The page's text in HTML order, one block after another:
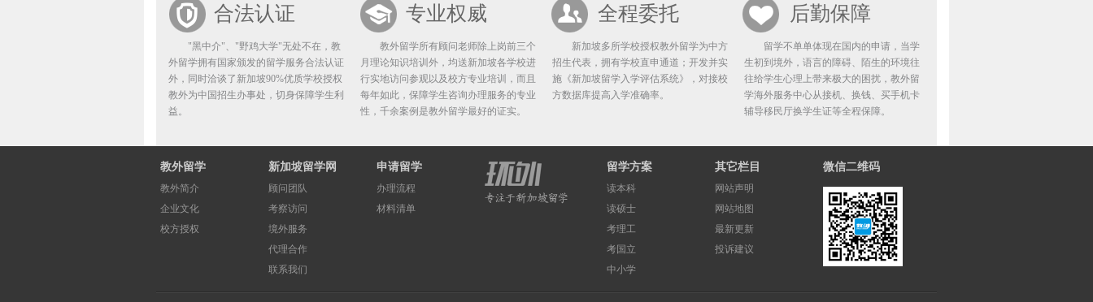
合法认证
"黑中介"、"野鸡大学"无处不在，教
外留学拥有国家颁发的留学服务合法认证
外，同时洽谈了新加坡90%优质学校授权
教外为中国招生办事处，切身保障学生利
益。
专业权威
教外留学所有顾问老师除上岗前三个
月理论知识培训外，均送新加坡各学校进
行实地访问参观以及校方专业培训，而且
每年如此，保障学生咨询办理服务的专业
性，千余案例是教外留学最好的证实。
全程委托
新加坡多所学校授权教外留学为中方
招生代表，拥有学校直申通道；开发并实
施《新加坡留学入学评估系统》，对接校
方数据库提高入学准确率。
后勤保障
留学不单单体现在国内的申请，当学
生初到境外，语言的障碍、陌生的环境往
往给学生心理上带来极大的困扰，教外留
学海外服务中心从接机、换钱、买手机卡
辅导移民厅换学生证等全程保障。
教外留学
教外简介
企业文化
校方授权
新加坡留学网
顾问团队
考察访问
境外服务
代理合作
联系我们
申请留学
办理流程
材料清单
留学方案
读本科
读硕士
考理工
考国立
中小学
其它栏目
网站声明
网站地图
最新更新
投诉建议
微信二维码